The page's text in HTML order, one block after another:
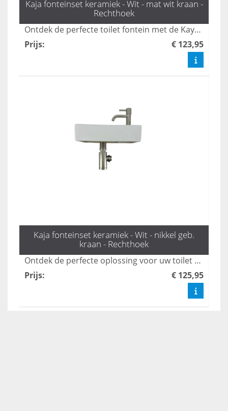
Kaja fonteinset keramiek - Wit - mat wit kraan -
Rechthoek
Ontdek de perfecte toilet fontein met de Kaya fonteinset van L'aqua, compleet met een stijlvolle mat witte kraan en sifon. Deze set voegt een moderne uitstraling toe aan uw toiletruimte en is eenvoudig te bestellen. Verfris uw badkamer met onze unieke toilet fonteintjes en geniet van functionaliteit en design in één.
Prijs: € 123,95
Kaja fonteinset keramiek - Wit - nikkel geb.
kraan - Rechthoek
Ontdek de perfecte oplossing voor uw toilet met de stijlvolle fonteinset Kaya van L'aqua, inclusief een geborsteld nikkel kraan en sifon. Deze elegante toilet fonteintjes combineren functionaliteit met een modern design, waardoor uw toilet een frisse uitstraling krijgt. Bestel vandaag nog en geef uw badkamer een upgrade!
Prijs: € 125,95